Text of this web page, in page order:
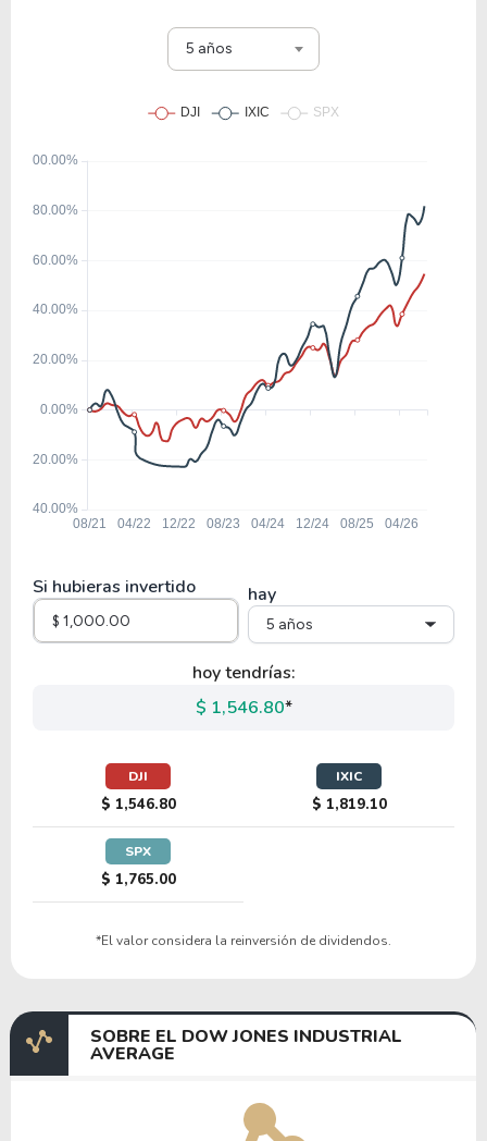
5 años
Si hubieras invertido hay
5 años
hoy tendrías:
$ 1,546.80*
DJI
$ 1,546.80
IXIC
$ 1,819.10
SPX
$ 1,765.00
*El valor considera la reinversión de dividendos.
SOBRE EL DOW JONES INDUSTRIAL
AVERAGE